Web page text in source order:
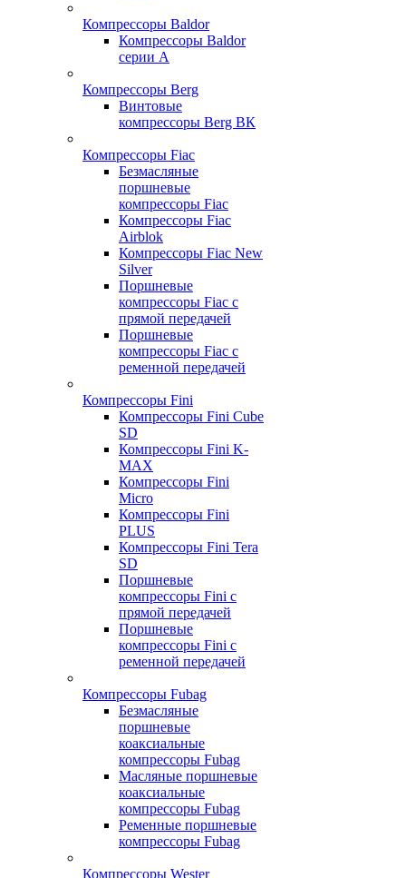
Компрессоры Baldor
Компрессоры Baldor
серии A
Компрессоры Berg
Винтовые
компрессоры Berg ВК
Компрессоры Fiac
Безмасляные
поршневые
компрессоры Fiac
Компрессоры Fiac
Airblok
Компрессоры Fiac New
Silver
Поршневые
компрессоры Fiac с
прямой передачей
Поршневые
компрессоры Fiac с
ременной передачей
Компрессоры Fini
Компрессоры Fini Cube
SD
Компрессоры Fini K-
MAX
Компрессоры Fini
Micro
Компрессоры Fini
PLUS
Компрессоры Fini Tera
SD
Поршневые
компрессоры Fini с
прямой передачей
Поршневые
компрессоры Fini с
ременной передачей
Компрессоры Fubag
Безмасляные
поршневые
коаксиальные
компрессоры Fubag
Масляные поршневые
коаксиальные
компрессоры Fubag
Ременные поршневые
компрессоры Fubag
Компрессоры Wester